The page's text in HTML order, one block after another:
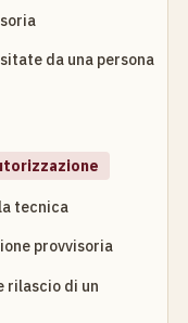
da una persona
tecnica
provvisoria
rilascio di un